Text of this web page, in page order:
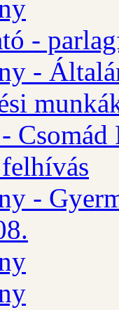
-
-
Csomád
-